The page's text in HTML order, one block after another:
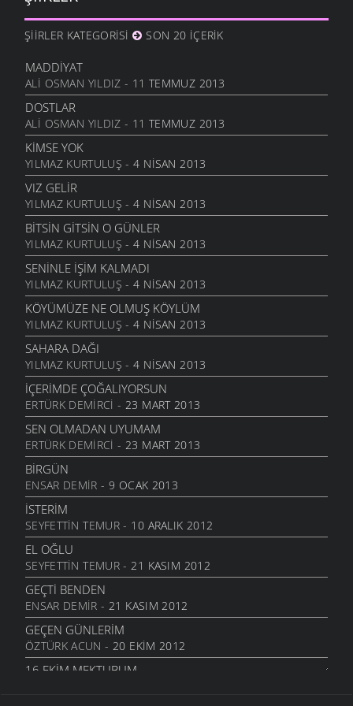
10 ARALIK 2011
ANAM
HESLER
27 KASIM 2011
BILEMEDIM
24 KASIM 2011
VARDIR
5 KASIM 2011
TOPRAKTIR
5 KASIM 2011
BITTI ÖĞRETMENIM
22 AĞUSTOS 2011
GENÇIYAN
15 AĞUSTOS 2011
ALDIRMA GÜLÜM
13 AĞUSTOS 2011
BENDE VARIM
24 TEMMUZ 2011
SARI KIZ
16 TEMMUZ 2011
GELIN CANLAR
3 TEMMUZ 2011
ARTVINIM II
29 HAZIRAN 2011
İNANMIŞTIN
26 HAZIRAN 2011
MANILER
10 HAZIRAN 2011
SÜRDÜM ATIMI
3 HAZIRAN 2011
ARKADAŞ
1 HAZIRAN 2011
ŞIIRLER KATEGORISI SON 20 İÇERIK
MADDIYAT
ALI OSMAN YILDIZ - 11 TEMMUZ 2013
DOSTLAR
ALI OSMAN YILDIZ - 11 TEMMUZ 2013
KIMSE YOK
YILMAZ KURTULUŞ - 4 NISAN 2013
VIZ GELIR
YILMAZ KURTULUŞ - 4 NISAN 2013
BITSIN GITSIN O GÜNLER
YILMAZ KURTULUŞ - 4 NISAN 2013
SENINLE İŞIM KALMADI
YILMAZ KURTULUŞ - 4 NISAN 2013
KÖYÜMÜZE NE OLMUŞ KÖYLÜM
YILMAZ KURTULUŞ - 4 NISAN 2013
SAHARA DAĞI
YILMAZ KURTULUŞ - 4 NISAN 2013
İÇERIMDE ÇOĞALIYORSUN
ERTÜRK DEMIRCI - 23 MART 2013
SEN OLMADAN UYUMAM
ERTÜRK DEMIRCI - 23 MART 2013
BIRGÜN
ENSAR DEMIR - 9 OCAK 2013
İSTERIM
SEYFETTIN TEMUR- 10 ARALIK 2012
EL OĞLU
SEYFETTIN TEMUR- 21 KASIM 2012
GEÇTI BENDEN
ENSAR DEMIR - 21 KASIM 2012
GEÇEN GÜNLERIM
ÖZTÜRK ACUN - 20 EKIM 2012
16.EKIM MEKTUBUM